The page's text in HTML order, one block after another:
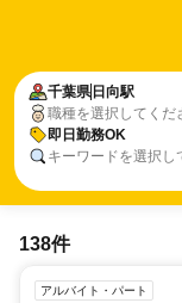
千葉県 日向駅
職種を選択してくだ
即日勤務OK
キーワードを選択し
138件
アルバイト・パート